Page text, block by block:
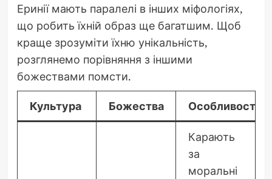
Еринії мають паралелі в інших міфологіях,
що робить їхній образ ще багатшим. Щоб
краще зрозуміти їхню унікальність,
розглянемо порівняння з іншими
божествами помсти.
Культура Божества Особливості
Карають
за
моральні